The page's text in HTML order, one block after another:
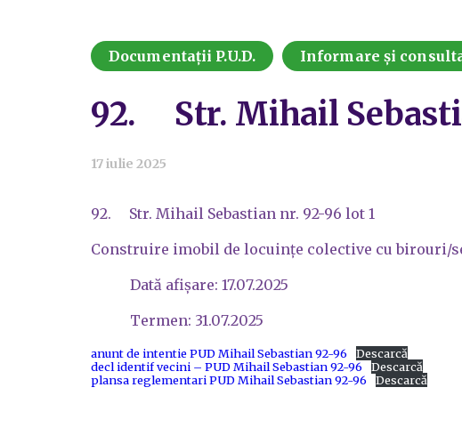
Documentații P.U.D. Informare și
92. Str. Mihail
17 iulie 2025
92. Str. Mihail Sebastian nr. 92-96 lot 1
Construire imobil de locuințe colective cu birouri/
Dată afișare: 17.07.2025
Termen: 31.07.2025
anunt de intentie PUD Mihail Sebastian 92-96
Descarcă
decl identif vecini – PUD Mihail Sebastian 92-96
Descarcă
plansa reglementari PUD Mihail Sebastian 92-96
Descarcă